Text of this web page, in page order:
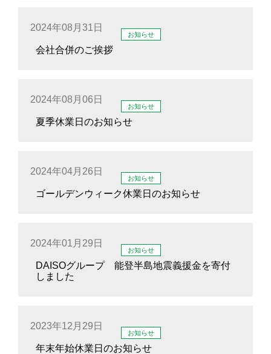
2024年08月31日
お知らせ
会社合併のご挨拶
2024年08月06日
お知らせ
夏季休業日のお知らせ
2024年04月26日
お知らせ
ゴールデンウィーク休業日のお知らせ
2024年01月29日
お知らせ
DAISOグループ 能登半島地震義援金を寄付
しました
2023年12月29日
お知らせ
年末年始休業日のお知らせ